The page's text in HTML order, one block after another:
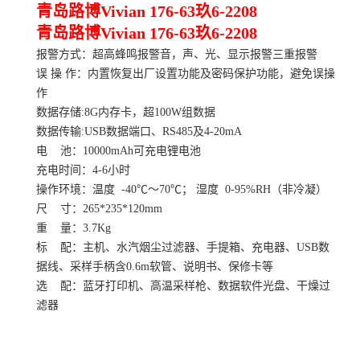
青岛路博Vivian 176-63玖6-2208
青岛路博Vivian 176-63玖6-2208
报警方式：超高蜂鸣报警音，声、光、显示报警三重报警
误 操 作：内置恢复出厂设置功能及密码保护功能，避免误操
作
数据存储:8G内存卡，超100W组数据
数据传输:USB数据端口、RS485及4-20mA
电 池：10000mAh可充电锂电池
充电时间：4-6小时
操作环境：温度 -40℃～70℃； 湿度 0-95%RH（非冷凝）
尺 寸：265*235*120mm
重 量：3.7Kg
标 配：主机、水汽烟尘过滤器、手提箱、充电器、USB数
据线、采样手柄含0.6m软管、说明书、保修卡等
选 配：蓝牙打印机、高温采样枪、数据软件光盘、干燥过
滤器